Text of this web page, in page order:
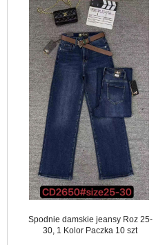
Spodnie damskie jeansy Roz 25-
30, 1 Kolor Paczka 10 szt